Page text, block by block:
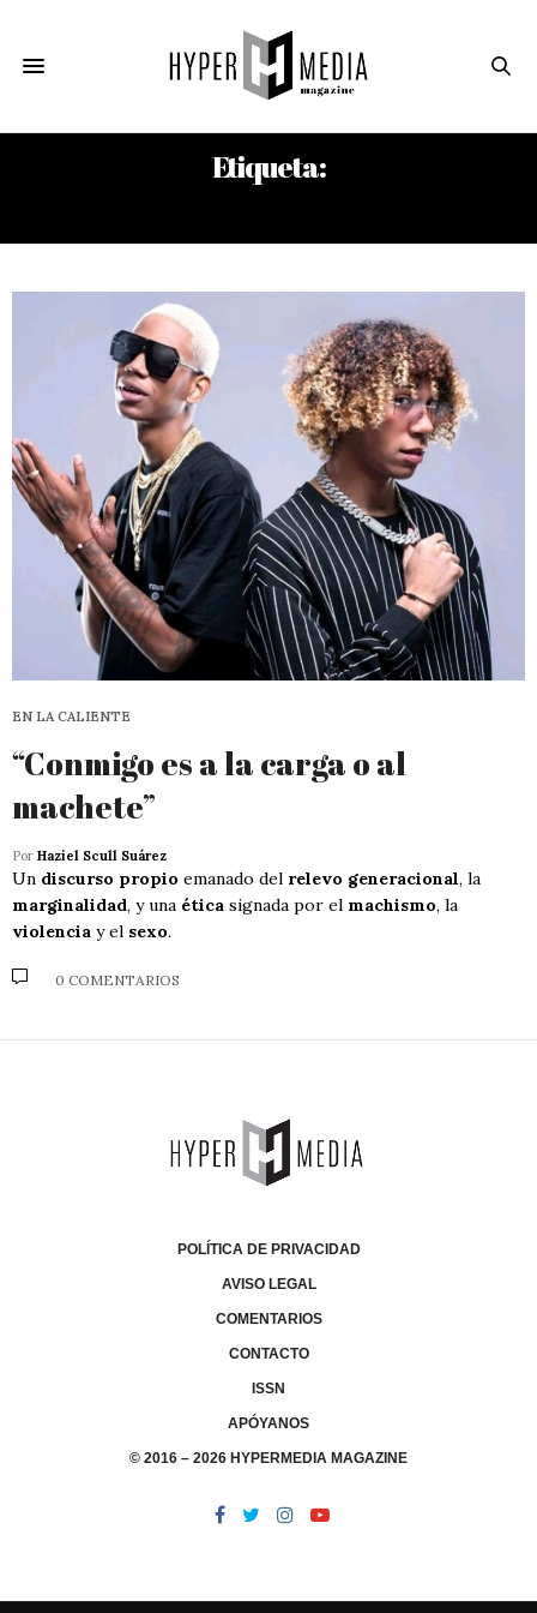
Etiqueta:
EN LA CALIENTE
“Conmigo es a la carga o al
machete”
Por Haziel Scull Suárez
Un discurso propio emanado del relevo generacional, la
marginalidad, y una ética signada por el machismo, la
violencia y el sexo.
0 COMENTARIOS
POLÍTICA DE PRIVACIDAD
AVISO LEGAL
COMENTARIOS
CONTACTO
ISSN
APÓYANOS
© 2016 – 2026 HYPERMEDIA MAGAZINE